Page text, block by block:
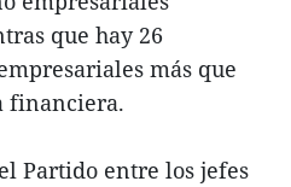
que hay 26
más que
financiera.
Partido entre los jefes